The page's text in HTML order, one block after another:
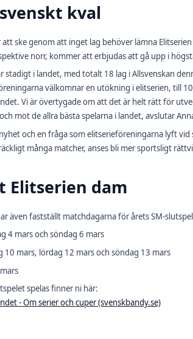
kval
ske genom att inget lag behöver lämna
norr, kommer att erbjudas att gå upp i
stadigt i landet, med totalt 18 lag i Allsvenskan
välkomnar en utökning i elitserien, till
Vi är övertygade om att det är helt rätt för
mot de allra bästa spelarna i landet, avslutar
och en fråga som elitserieföreningarna lyft
många matcher, anses bli mer sportsligt
Elitserien dam
även fastställt matchdagarna för årets SM-
4 mars och söndag 6 mars
10 mars, lördag 12 mars och söndag 13 mars
spelas finner ni här:
- Om serier och cuper (svenskbandy.se)